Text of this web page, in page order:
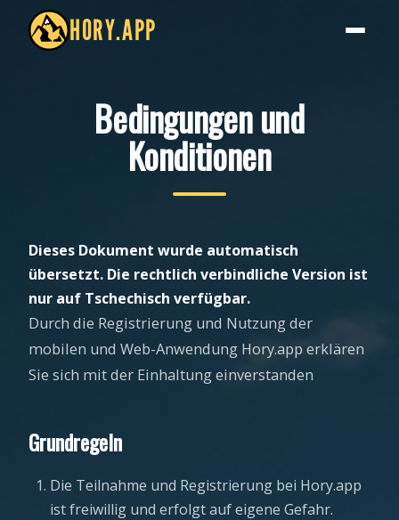
HORY.APP
Bedingungen und
Konditionen
Dieses Dokument wurde automatisch
übersetzt. Die rechtlich verbindliche Version ist
nur auf Tschechisch verfügbar.
Durch die Registrierung und Nutzung der
mobilen und Web-Anwendung Hory.app erklären
Sie sich mit der Einhaltung einverstanden
Grundregeln
Die Teilnahme und Registrierung bei Hory.app
ist freiwillig und erfolgt auf eigene Gefahr.